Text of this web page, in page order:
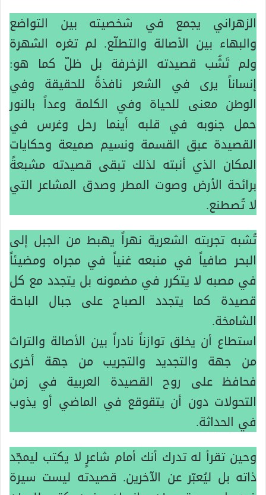
الزهراني يجمع في شخصيته بين التواضع
والبهاء بين الأصالة والتطلّع. لم تغره الشهرة
ولم تَشُب قصيدته الزخرفة بل ظلّ كما هو:
إنساناً يرى في الشعر نافذةً للحقيقة وفي
الوطن معنى للحياة وفي الكلمة وعداً بالنور
حمل جنوبه في قلبه أينما رحل وغرس في
القصيدة عبق القسمة ونسيم صميعة وحكايات
المكان الذي أنبته لذلك تبقى قصيدته مشبعةً
برائحة الأرض وصوت المطر وصدق المشاعر التي
لا تُصطنع.
تُشبه تجربته الشعرية نهراً يهبط من الجبل إلى
البحر صافياً في منبعه غنياً في مجراه ومضيئاً
في مصبه لا يتكرر في مضمونه بل يتجدد مع كل
قصيدة كما يتجدد الصباح على جبال الباحة
الشامخة.
استطاع أن يخلق توازناً نادراً بين الأصالة والتراث
من جهة والتجديد والتجريب من جهة أخرى
فحافظ على روح القصيدة العربية في زمن
التحولات دون أن يتقوقع في الماضي أو يذوب
في الحداثة.
وحين تقرأ له تدرك أنك أمام شاعرٍ لا يكتب ليمجّد
ذاته بل ليُعبّر عن الآخرين. قصيدته ليست سيرة